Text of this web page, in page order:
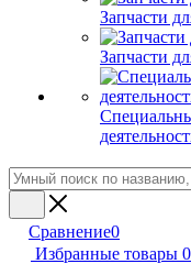
Запчасти
Запчасти
Сравнение0
Избранные товары 0